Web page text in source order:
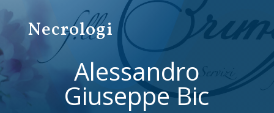
Necrologi
Alessandro
Giuseppe Bic